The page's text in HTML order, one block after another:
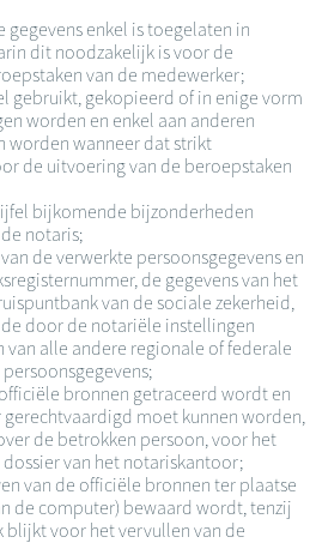
enkel is toegelaten in
dit noodzakelijk is voor de
van de medewerker;
gebruikt, gekopieerd of in enige vorm
worden en enkel aan anderen
worden wanneer dat strikt
de uitvoering van de beroepstaken
bijkomende bijzonderheden
notaris;
de verwerkte persoonsgegevens en
de gegevens van het
van de sociale zekerheid,
de door de notariële instellingen
van alle andere regionale of federale
bronnen getraceerd wordt en
moet kunnen worden,
de betrokken persoon, voor het
van het notariskantoor;
van de officiële bronnen ter plaatse
de computer) bewaard wordt, tenzij
voor het vervullen van de